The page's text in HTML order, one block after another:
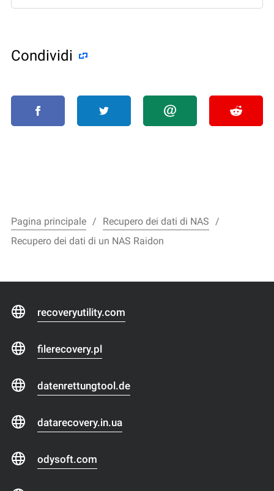
Condividi
Pagina principale
Recupero dei dati di NAS
Recupero dei dati di un NAS Raidon
recoveryutility.com
filerecovery.pl
datenrettungtool.de
datarecovery.in.ua
odysoft.com